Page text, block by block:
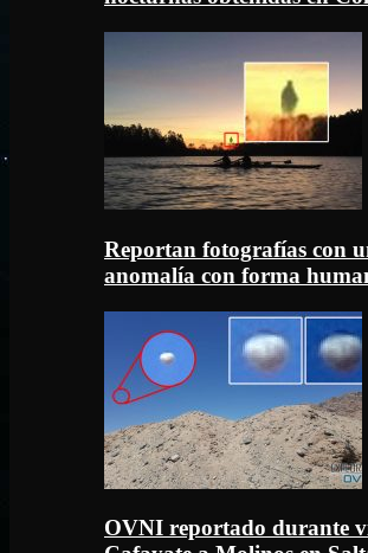
Reportan fotografías con
anomalía con forma
OVNI reportado durante